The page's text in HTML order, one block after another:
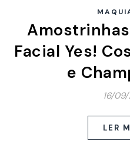
Facial Yes!
e
16/
LER